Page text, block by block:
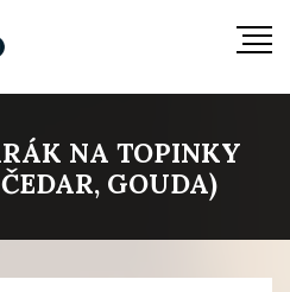
NA TOPINKY
GOUDA)